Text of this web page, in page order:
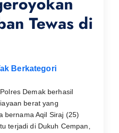
Tewas di
Berkategori
Demak berhasil
berat yang
bernama Aqil Siraj (25)
terjadi di Dukuh Cempan,